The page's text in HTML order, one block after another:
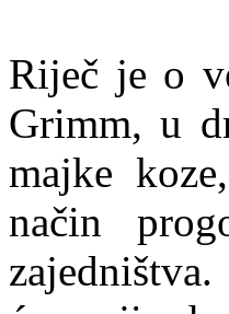
Riječ je o
Grimm, u
majke
način